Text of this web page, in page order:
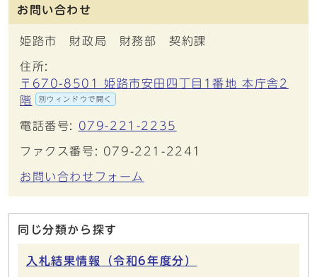
お問い合わせ
姫路市 財政局 財務部 契約課
住所:
〒670-8501 姫路市安田四丁目1番地 本庁舎2
階
別ウィンドウで開く
電話番号: 079-221-2235
ファクス番号: 079-221-2241
お問い合わせフォーム
同じ分類から探す
入札結果情報（令和6年度分）